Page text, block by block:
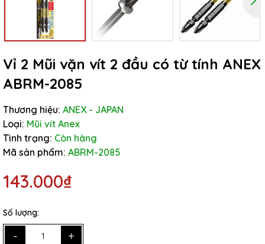
Vỉ 2 Mũi vặn vít 2 đầu có từ tính ANEX
ABRM-2085
Thương hiệu: ANEX - JAPAN
Loại: Mũi vít Anex
Tình trạng: Còn hàng
Mã sản phẩm: ABRM-2085
143.000₫
Số lượng:
- +